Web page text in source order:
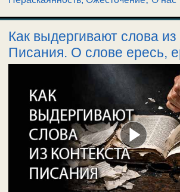
Как выдергивают слова из
Писания. О слове ересь,